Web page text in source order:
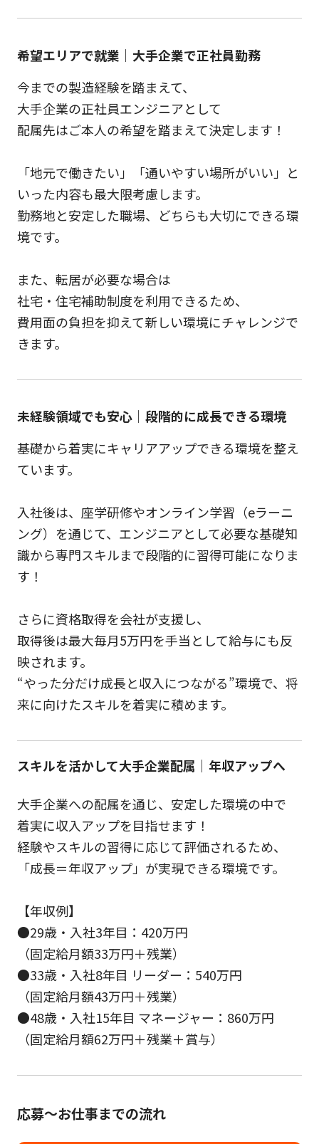
希望エリアで就業｜大手企業で正社員勤務
今までの製造経験を踏まえて、
大手企業の正社員エンジニアとして
配属先はご本人の希望を踏まえて決定します！
「地元で働きたい」「通いやすい場所がいい」と
いった内容も最大限考慮します。
勤務地と安定した職場、どちらも大切にできる環
境です。
また、転居が必要な場合は
社宅・住宅補助制度を利用できるため、
費用面の負担を抑えて新しい環境にチャレンジで
きます。
未経験領域でも安心｜段階的に成長できる環境
基礎から着実にキャリアアップできる環境を整え
ています。
入社後は、座学研修やオンライン学習（eラーニ
ング）を通じて、エンジニアとして必要な基礎知
識から専門スキルまで段階的に習得可能になりま
す！
さらに資格取得を会社が支援し、
取得後は最大毎月5万円を手当として給与にも反
映されます。
“やった分だけ成長と収入につながる”環境で、将
来に向けたスキルを着実に積めます。
スキルを活かして大手企業配属｜年収アップへ
大手企業への配属を通じ、安定した環境の中で
着実に収入アップを目指せます！
経験やスキルの習得に応じて評価されるため、
「成長＝年収アップ」が実現できる環境です。
【年収例】
●29歳・入社3年目：420万円
（固定給月額33万円＋残業）
●33歳・入社8年目 リーダー：540万円
（固定給月額43万円＋残業）
●48歳・入社15年目 マネージャー：860万円
（固定給月額62万円＋残業＋賞与）
応募～お仕事までの流れ